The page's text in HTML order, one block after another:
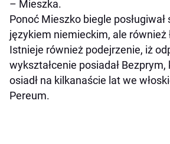
– Mieszka.
Ponoć Mieszko biegle posługiwał
językiem niemieckim, ale również
Istnieje również podejrzenie, iż
wykształcenie posiadał
osiadł na kilkanaście lat we
Pereum.